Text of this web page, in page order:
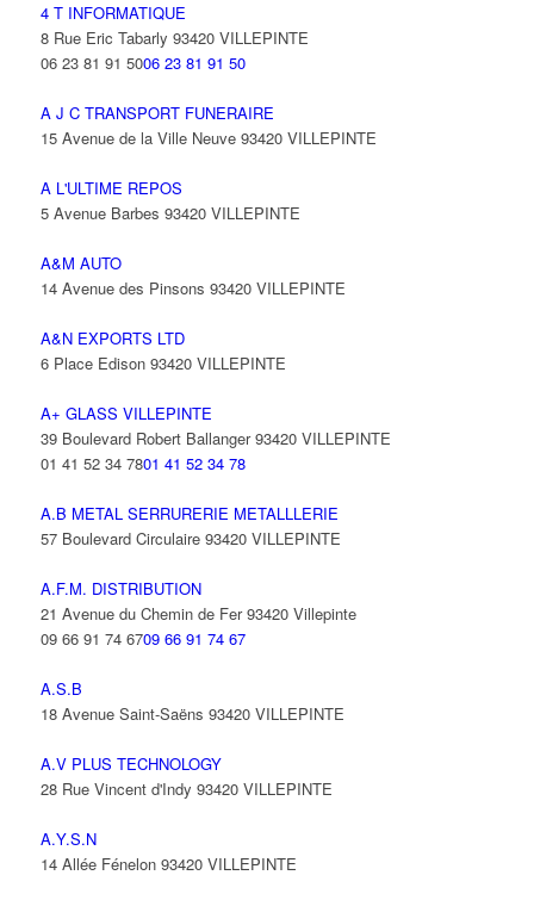
4 T INFORMATIQUE
8 Rue Eric Tabarly 93420 VILLEPINTE
06 23 81 91 5006 23 81 91 50
A J C TRANSPORT FUNERAIRE
15 Avenue de la Ville Neuve 93420 VILLEPINTE
A L'ULTIME REPOS
5 Avenue Barbes 93420 VILLEPINTE
A&M AUTO
14 Avenue des Pinsons 93420 VILLEPINTE
A&N EXPORTS LTD
6 Place Edison 93420 VILLEPINTE
A+ GLASS VILLEPINTE
39 Boulevard Robert Ballanger 93420 VILLEPINTE
01 41 52 34 7801 41 52 34 78
A.B METAL SERRURERIE METALLLERIE
57 Boulevard Circulaire 93420 VILLEPINTE
A.F.M. DISTRIBUTION
21 Avenue du Chemin de Fer 93420 Villepinte
09 66 91 74 6709 66 91 74 67
A.S.B
18 Avenue Saint-Saëns 93420 VILLEPINTE
A.V PLUS TECHNOLOGY
28 Rue Vincent d'Indy 93420 VILLEPINTE
A.Y.S.N
14 Allée Fénelon 93420 VILLEPINTE